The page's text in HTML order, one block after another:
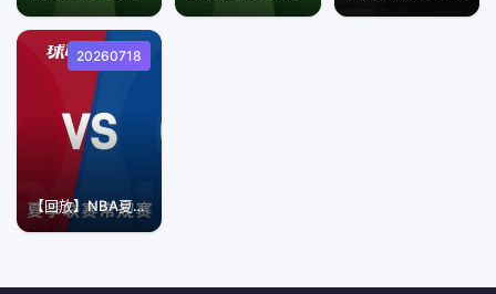
20260718
【回放】NBA夏季联赛 开拓者VS爵士